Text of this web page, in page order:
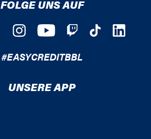
FOLGE UNS AUF
#EASYCREDITBBL
UNSERE APP